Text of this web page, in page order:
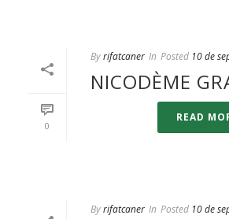
0
Byrifatcaner In Posted 10 de
NICODÈME
READ
Byrifatcaner In Posted 10 de